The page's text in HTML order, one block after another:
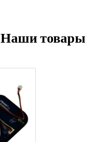
Наши товары